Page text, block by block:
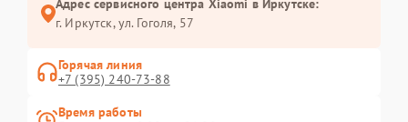
Адрес сервисного центра Xiaomi в Иркутске:
г. Иркутск, ул. ​Гоголя, 57
Горячая линия
+7 (395) 240-73-88
Время работы